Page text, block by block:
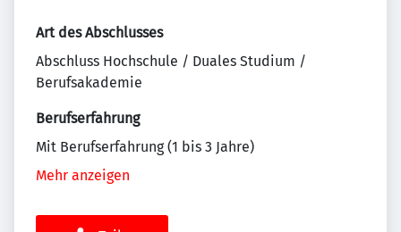
Art des Abschlusses
Abschluss Hochschule / Duales Studium /
Berufsakademie
Berufserfahrung
Mit Berufserfahrung (1 bis 3 Jahre)
Mehr anzeigen